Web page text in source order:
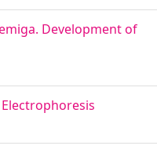
Development of